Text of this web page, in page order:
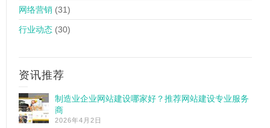
网络营销 (31)
行业动态 (30)
资讯推荐
制造业企业网站建设哪家好？推荐网站建设专业服务
商
2026年4月2日